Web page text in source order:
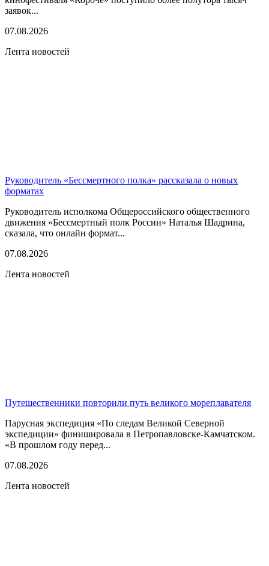
заявок...
07.08.2026
Лента новостей
Руководитель «Бессмертного полка» рассказала о новых
форматах
Руководитель исполкома Общероссийского общественного
движения «Бессмертный полк России» Наталья Шадрина,
сказала, что онлайн формат...
07.08.2026
Лента новостей
Путешественники повторили путь великого мореплавателя
Парусная экспедиция «По следам Великой Северной
экспедиции» финишировала в Петропавловске-Камчатском.
«В прошлом году перед...
07.08.2026
Лента новостей